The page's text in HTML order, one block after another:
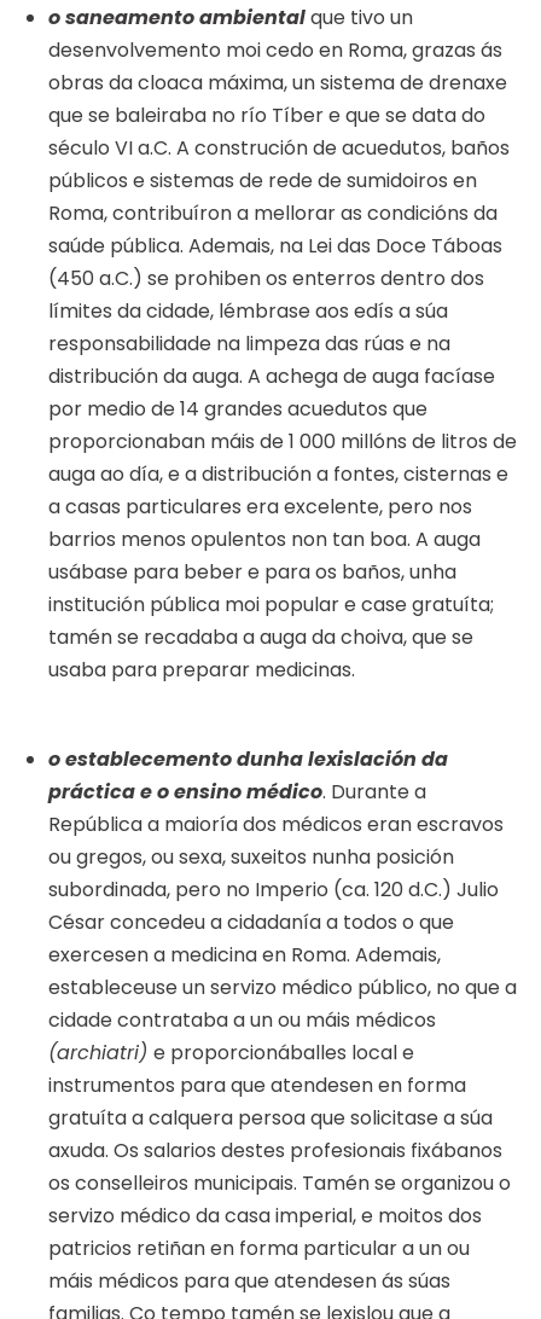
o saneamento ambientalque tivo un
desenvolvemento moi cedo en Roma, grazas ás
obras da cloaca máxima, un sistema de drenaxe
que se baleiraba no río Tíber e que se data do
século VI a.C. A construción de acuedutos, baños
públicos e sistemas de rede de sumidoiros en
Roma, contribuíron a mellorar as condicións da
saúde pública. Ademais, na Lei das Doce Táboas
(450 a.C.) se prohiben os enterros dentro dos
límites da cidade, lémbrase aos edís a súa
responsabilidade na limpeza das rúas e na
distribución da auga. A achega de auga facíase
por medio de 14 grandes acuedutos que
proporcionaban máis de 1 000 millóns de litros de
auga ao día, e a distribución a fontes, cisternas e
a casas particulares era excelente, pero nos
barrios menos opulentos non tan boa. A auga
usábase para beber e para os baños, unha
institución pública moi popular e case gratuíta;
tamén se recadaba a auga da choiva, que se
usaba para preparar medicinas.
o establecemento dunha lexislación da
práctica e o ensino médico. Durante a
República a maioría dos médicos eran escravos
ou gregos, ou sexa, suxeitos nunha posición
subordinada, pero no Imperio (ca. 120 d.C.) Julio
César concedeu a cidadanía a todos o que
exercesen a medicina en Roma. Ademais,
estableceuse un servizo médico público, no que a
cidade contrataba a un ou máis médicos
(archiatri) e proporcionáballes local e
instrumentos para que atendesen en forma
gratuíta a calquera persoa que solicitase a súa
axuda. Os salarios destes profesionais fixábanos
os conselleiros municipais. Tamén se organizou o
servizo médico da casa imperial, e moitos dos
patricios retiñan en forma particular a un ou
máis médicos para que atendesen ás súas